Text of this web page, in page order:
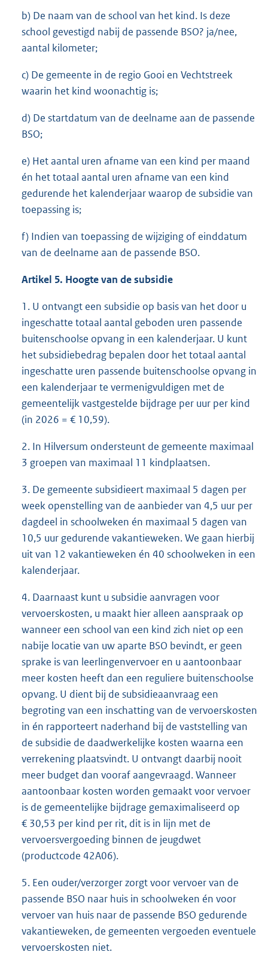
b) De naam van de school van het kind. Is deze
school gevestigd nabij de passende BSO? ja/nee,
aantal kilometer;
c) De gemeente in de regio Gooi en Vechtstreek
waarin het kind woonachtig is;
d) De startdatum van de deelname aan de passende
BSO;
e) Het aantal uren afname van een kind per maand
én het totaal aantal uren afname van een kind
gedurende het kalenderjaar waarop de subsidie van
toepassing is;
f) Indien van toepassing de wijziging of einddatum
van de deelname aan de passende BSO.
Artikel 5. Hoogte van de subsidie
1. U ontvangt een subsidie op basis van het door u
ingeschatte totaal aantal geboden uren passende
buitenschoolse opvang in een kalenderjaar. U kunt
het subsidiebedrag bepalen door het totaal aantal
ingeschatte uren passende buitenschoolse opvang in
een kalenderjaar te vermenigvuldigen met de
gemeentelijk vastgestelde bijdrage per uur per kind
(in 2026 = € 10,59).
2. In Hilversum ondersteunt de gemeente maximaal
3 groepen van maximaal 11 kindplaatsen.
3. De gemeente subsidieert maximaal 5 dagen per
week openstelling van de aanbieder van 4,5 uur per
dagdeel in schoolweken én maximaal 5 dagen van
10,5 uur gedurende vakantieweken. We gaan hierbij
uit van 12 vakantieweken én 40 schoolweken in een
kalenderjaar.
4. Daarnaast kunt u subsidie aanvragen voor
vervoerskosten, u maakt hier alleen aanspraak op
wanneer een school van een kind zich niet op een
nabije locatie van uw aparte BSO bevindt, er geen
sprake is van leerlingenvervoer en u aantoonbaar
meer kosten heeft dan een reguliere buitenschoolse
opvang. U dient bij de subsidieaanvraag een
begroting van een inschatting van de vervoerskosten
in én rapporteert naderhand bij de vaststelling van
de subsidie de daadwerkelijke kosten waarna een
verrekening plaatsvindt. U ontvangt daarbij nooit
meer budget dan vooraf aangevraagd. Wanneer
aantoonbaar kosten worden gemaakt voor vervoer
is de gemeentelijke bijdrage gemaximaliseerd op
€ 30,53 per kind per rit, dit is in lijn met de
vervoersvergoeding binnen de jeugdwet
(productcode 42A06).
5. Een ouder/verzorger zorgt voor vervoer van de
passende BSO naar huis in schoolweken én voor
vervoer van huis naar de passende BSO gedurende
vakantieweken, de gemeenten vergoeden eventuele
vervoerskosten niet.